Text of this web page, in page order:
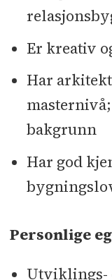
Er kreativ
Har
bakgrunn
Har god
Personlige
Utviklings-